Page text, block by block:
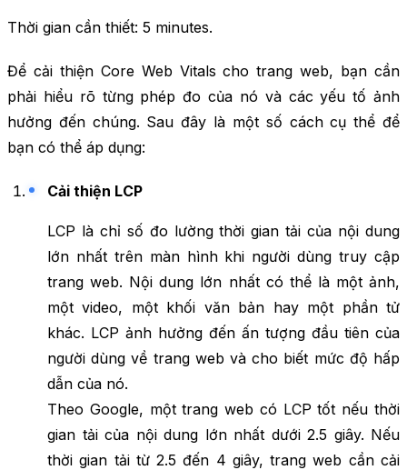
Thời gian cần thiết: 5 minutes.
Để cải thiện Core Web Vitals cho trang web, bạn cần
phải hiểu rõ từng phép đo của nó và các yếu tố ảnh
hưởng đến chúng. Sau đây là một số cách cụ thể để
bạn có thể áp dụng:
Cải thiện LCP
LCP là chỉ số đo lường thời gian tải của nội dung
lớn nhất trên màn hình khi người dùng truy cập
trang web. Nội dung lớn nhất có thể là một ảnh,
một video, một khối văn bản hay một phần tử
khác. LCP ảnh hưởng đến ấn tượng đầu tiên của
người dùng về trang web và cho biết mức độ hấp
dẫn của nó.
Theo Google, một trang web có LCP tốt nếu thời
gian tải của nội dung lớn nhất dưới 2.5 giây. Nếu
thời gian tải từ 2.5 đến 4 giây, trang web cần cải